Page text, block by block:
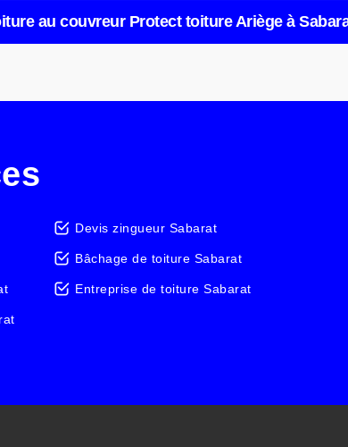
au couvreur Protect toiture Ariège à
Devis zingueur Sabarat
Bâchage de toiture Sabarat
Entreprise de toiture Sabarat